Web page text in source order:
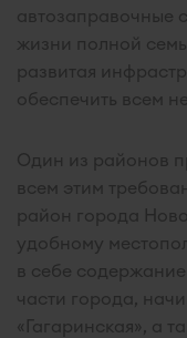
автозаправочные
жизни полной
развитая
обеспечить всем
Один из районов
всем этим
район города
удобному
в себе
части города,
«Гагаринская», а